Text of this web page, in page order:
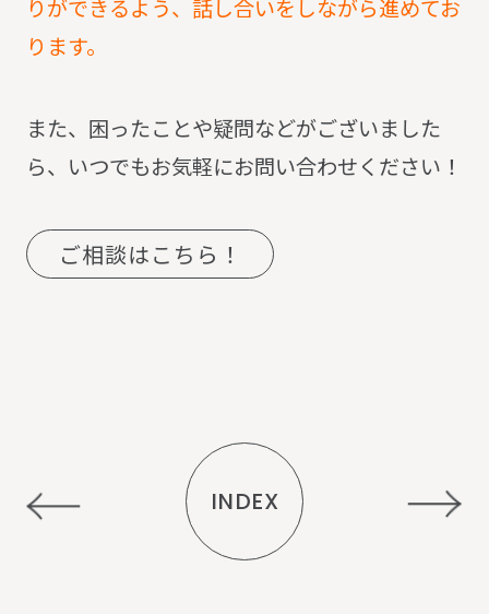
りができるよう、話し合いをしながら進めてお
ります。
また、困ったことや疑問などがございました
ら、いつでもお気軽にお問い合わせください！
ご相談はこちら！
INDEX